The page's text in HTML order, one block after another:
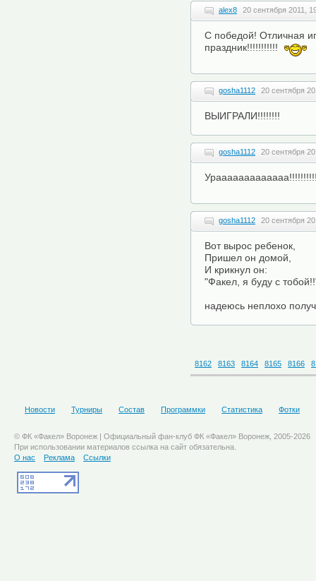
alex8 20 сентября 2011,
С победой! Отличная
праздник!!!!!!!!!!!
gosha1112 20 сентября
ВЫИГРАЛИ!!!!!!!!
gosha1112 20 сентября
gosha1112 20 сентября
Вот вырос ребенок,
Пришел он домой,
И крикнул он:
"Факел, я буду с
надеюсь неплохо
8162 8163 8164 8165 8166
Новости Турниры Состав Программки Статистика Фотки
© ФК «Факел» Воронеж | Официальный фан-клуб ФК «Факел» Воронеж, 2005-2026
При использовании материалов ссылка на сайт обязательна.
О нас
Реклама Ссылки